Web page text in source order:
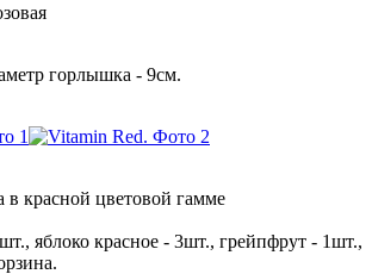
горлышка - 9см.
в красной цветовой гамме
яблоко красное - 3шт., грейпфрут - 1шт.,